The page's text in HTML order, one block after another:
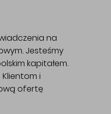
na
Jesteśmy
kapitałem.
i
ofertę